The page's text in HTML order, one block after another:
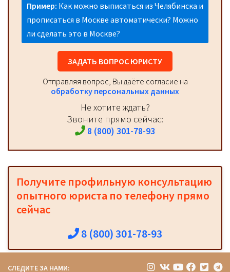
Пример: Как можно выписаться из Челябинска и
прописаться в Москве автоматически? Можно
ли сделать это в Москве?
ЗАДАТЬ ВОПРОС ЮРИСТУ
Отправляя вопрос, Вы даёте согласие на
обработку персональных данных
Не хотите ждать?
Звоните прямо сейчас:
8 (800) 301-78-93
Получите профильную консультацию
опытного юриста по телефону прямо
сейчас
8 (800) 301-78-93
СЛЕДИТЕ ЗА НАМИ: